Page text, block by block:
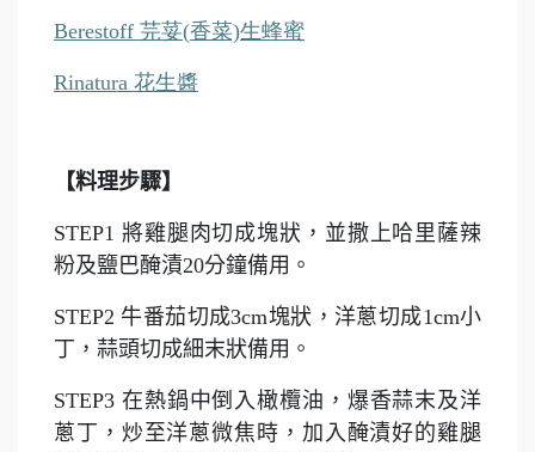
Berestoff 芫荽(香菜)生蜂蜜
Rinatura 花生醬
【料理步驟】
STEP1 將雞腿肉切成塊狀，並撒上哈里薩辣
粉及鹽巴醃漬20分鐘備用。
STEP2 牛番茄切成3cm塊狀，洋蔥切成1cm小
丁，蒜頭切成細末狀備用。
STEP3 在熱鍋中倒入橄欖油，爆香蒜末及洋
蔥丁，炒至洋蔥微焦時，加入醃漬好的雞腿